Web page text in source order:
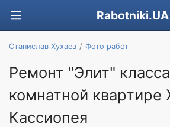
Rabotniki.UA
Станислав Хухаев Фото работ
Ремонт "Элит"
комнатной
Кассиопея